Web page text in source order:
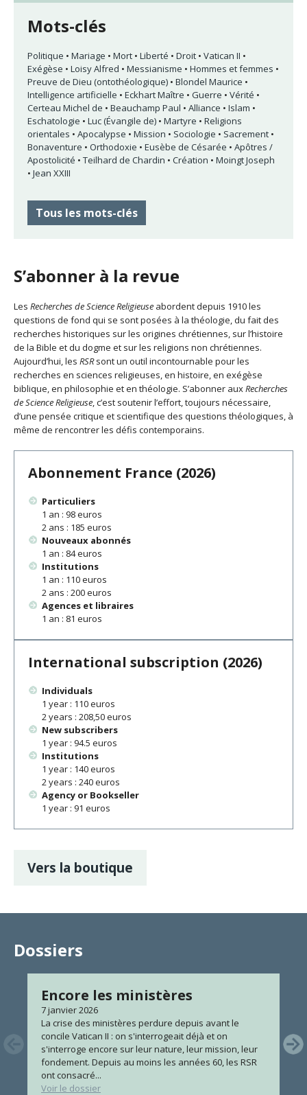
Mots-clés
Politique • Mariage • Mort • Liberté • Droit • Vatican II •
Exégèse • Loisy Alfred • Messianisme • Hommes et femmes •
Preuve de Dieu (ontothéologique) • Blondel Maurice •
Intelligence artificielle • Eckhart Maître • Guerre • Vérité •
Certeau Michel de • Beauchamp Paul • Alliance • Islam •
Eschatologie • Luc (Évangile de) • Martyre • Religions
orientales • Apocalypse • Mission • Sociologie • Sacrement •
Bonaventure • Orthodoxie • Eusèbe de Césarée • Apôtres /
Apostolicité • Teilhard de Chardin • Création • Moingt Joseph
• Jean XXIII
Tous les mots-clés
S’abonner à la revue
Les Recherches de Science Religieuse abordent depuis 1910 les
questions de fond qui se sont posées à la théologie, du fait des
recherches historiques sur les origines chrétiennes, sur l’histoire
de la Bible et du dogme et sur les religions non chrétiennes.
Aujourd’hui, les RSRsont un outil incontournable pour les
recherches en sciences religieuses, en histoire, en exégèse
biblique, en philosophie et en théologie. S’abonner auxRecherches
de Science Religieuse, c’est soutenir l’effort, toujours nécessaire,
d’une pensée critique et scientifique des questions théologiques, à
même de rencontrer les défis contemporains.
Abonnement France (2026)
Particuliers
1 an : 98 euros
2 ans : 185 euros
Nouveaux abonnés
1 an : 84 euros
Institutions
1 an : 110 euros
2 ans : 200 euros
Agences et libraires
1 an : 81 euros
International subscription (2026)
Individuals
1 year : 110 euros
2 years : 208,50 euros
New subscribers
1 year : 94.5 euros
Institutions
1 year : 140 euros
2 years : 240 euros
Agency or Bookseller
1 year : 91 euros
Vers la boutique
Dossiers
Encore les ministères
7 janvier 2026
La crise des ministères perdure depuis avant le
concile Vatican II : on s'interrogeait déjà et on
s'interroge encore sur leur nature, leur mission, leur
fondement. Depuis au moins les années 60, les RSR
ont consacré...
Voir le dossier